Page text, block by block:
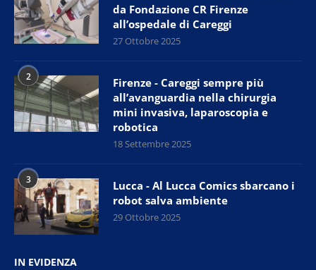
da Fondazione CR Firenze
all’ospedale di Careggi
27 Ottobre 2025
2
Firenze - Careggi sempre più
all’avanguardia nella chirurgia
mini invasiva, laparoscopia e
robotica
18 Settembre 2025
3
Lucca - Al Lucca Comics sbarcano i
robot salva ambiente
29 Ottobre 2025
IN EVIDENZA